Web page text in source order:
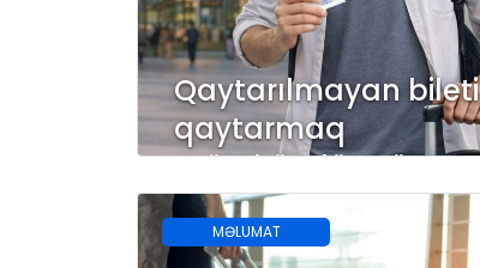
Qaytarılmayan bileti
qaytarmaq
mümkündürmü?
MƏLUMAT